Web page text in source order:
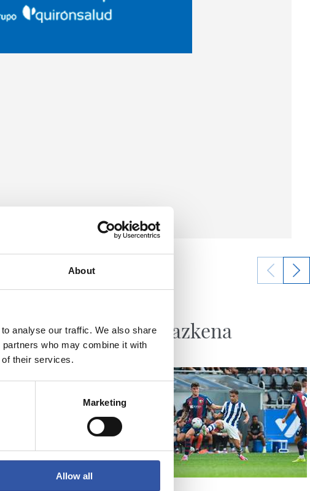
About
analyse our traffic. We also share
who may combine it with
of their services.
Marketing
Allow all
mailako Udako azkena